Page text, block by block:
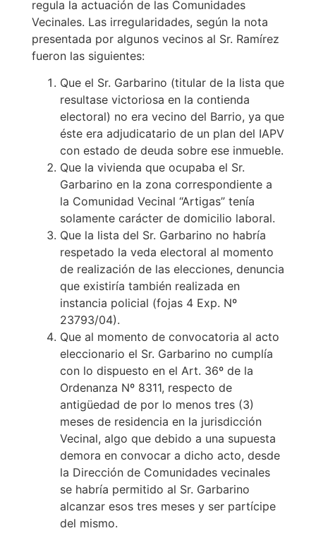
regula la actuación de las Comunidades
Vecinales. Las irregularidades, según la nota
presentada por algunos vecinos al Sr. Ramírez
fueron las siguientes:
Que el Sr. Garbarino (titular de la lista que
resultase victoriosa en la contienda
electoral) no era vecino del Barrio, ya que
éste era adjudicatario de un plan del IAPV
con estado de deuda sobre ese inmueble.
Que la vivienda que ocupaba el Sr.
Garbarino en la zona correspondiente a
la Comunidad Vecinal “Artigas” tenía
solamente carácter de domicilio laboral.
Que la lista del Sr. Garbarino no habría
respetado la veda electoral al momento
de realización de las elecciones, denuncia
que existiría también realizada en
instancia policial (fojas 4 Exp. Nº
23793/04).
Que al momento de convocatoria al acto
eleccionario el Sr. Garbarino no cumplía
con lo dispuesto en el Art. 36º de la
Ordenanza Nº 8311, respecto de
antigüedad de por lo menos tres (3)
meses de residencia en la jurisdicción
Vecinal, algo que debido a una supuesta
demora en convocar a dicho acto, desde
la Dirección de Comunidades vecinales
se habría permitido al Sr. Garbarino
alcanzar esos tres meses y ser partícipe
del mismo.